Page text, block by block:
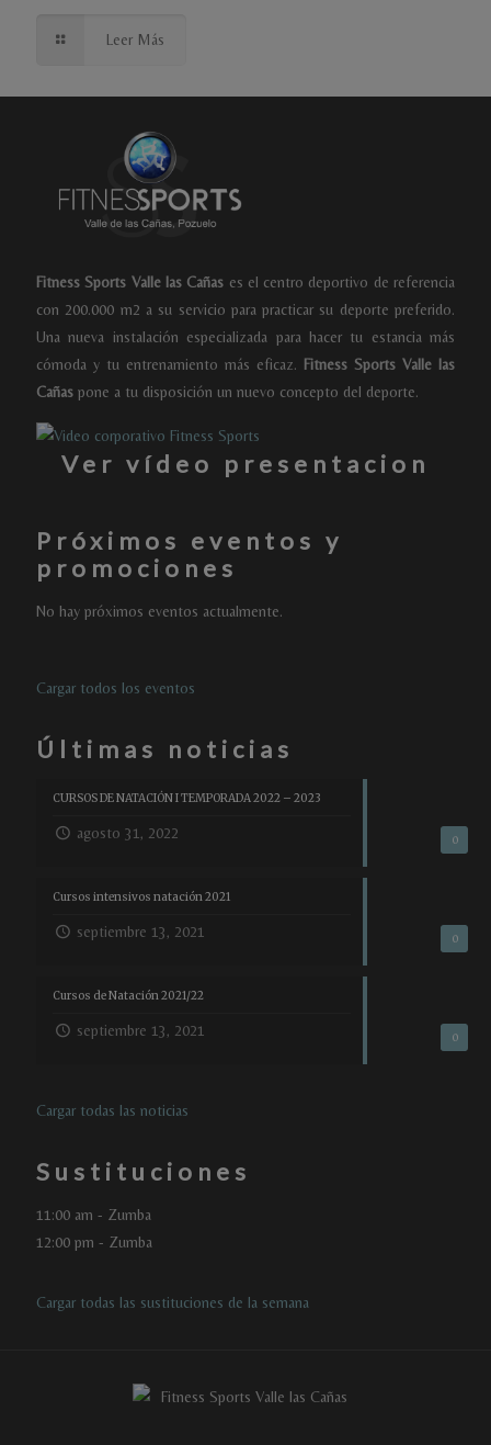
Leer Más
Fitness Sports Valle las Cañas es el centro deportivo de referencia
con 200.000 m2 a su servicio para practicar su deporte preferido.
Una nueva instalación especializada para hacer tu estancia más
cómoda y tu entrenamiento más eficaz. Fitness Sports Valle las
Cañas pone a tu disposición un nuevo concepto del deporte.
Ver vídeo presentacion
Próximos eventos y
promociones
No hay próximos eventos actualmente.
Cargar todos los eventos
Últimas noticias
0
CURSOS DE NATACIÓN I TEMPORADA 2022 – 2023
agosto 31, 2022
0
Cursos intensivos natación 2021
septiembre 13, 2021
0
Cursos de Natación 2021/22
septiembre 13, 2021
Cargar todas las noticias
Sustituciones
11:00 am - Zumba
12:00 pm - Zumba
Cargar todas las sustituciones de la semana